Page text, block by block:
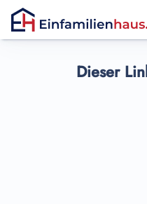
Dieser